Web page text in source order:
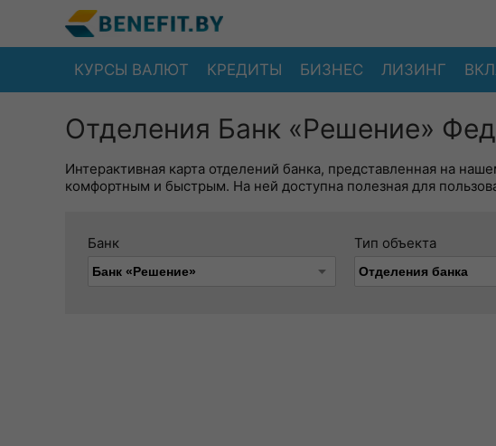
КУРСЫ ВАЛЮТ КРЕДИТЫ БИЗНЕС ЛИЗИНГ
Отделения Банк «Решение»
Интерактивная карта отделений банка, представленная на
комфортным и быстрым. На ней доступна полезная для
Банк Тип объекта